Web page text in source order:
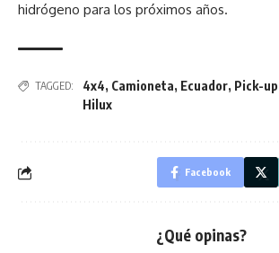
hidrógeno para los próximos años.
TAGGED: 4x4, Camioneta, Ecuador, Pick-up
Hilux
Facebook
¿Qué opinas?